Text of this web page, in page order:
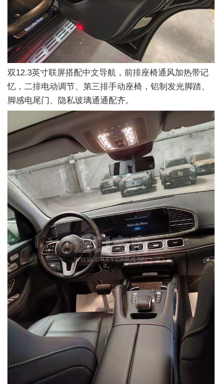
双12.3英寸联屏搭配中文导航，前排座椅通风加热带记
忆，二排电动调节、第三排手动座椅，铝制发光脚踏、
脚感电尾门、隐私玻璃通通配齐。